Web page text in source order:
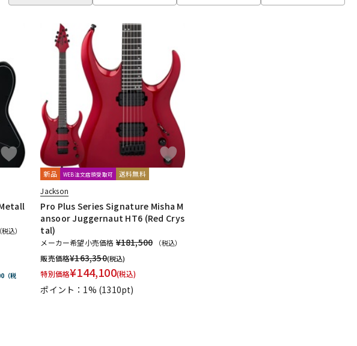
アンプ
レコーディン
グ機器
配信/ライブ
機器
（税込）
（税
新品 WEB注文店頭受取可 送料無料
Jackson
Pro Plus Series Signature Misha M
ansoor Juggernaut HT6 (Red Crys
tal)
メーカー希望小売価格 ¥181,500 （税込）
販売価格¥163,350(税込)
特別価格¥144,100(税込)
ポイント：1% (1310pt)